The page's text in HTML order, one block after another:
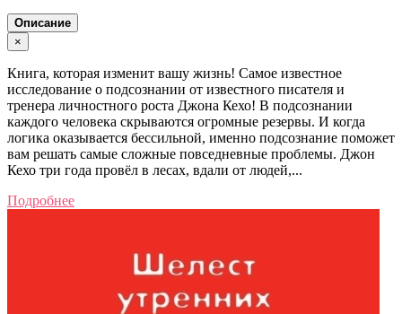
Описание
×
Книга, которая изменит вашу жизнь! Самое известное
исследование о подсознании от известного писателя и
тренера личностного роста Джона Кехо! В подсознании
каждого человека скрываются огромные резервы. И когда
логика оказывается бессильной, именно подсознание поможет
вам решать самые сложные повседневные проблемы. Джон
Кехо три года провёл в лесах, вдали от людей,...
Подробнее